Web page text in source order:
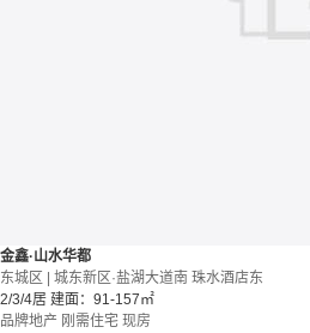
金鑫·山水华都
东城区 | 城东新区·盐湖大道南 珠水酒店东
2/3/4居 建面：91-157㎡
品牌地产 刚需住宅 现房